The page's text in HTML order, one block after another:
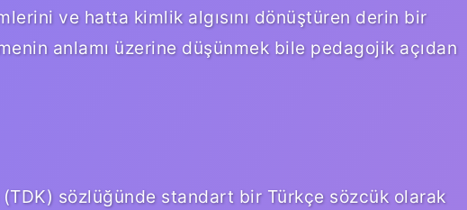
ve hatta kimlik algısını dönüştüren derin bir
anlamı üzerine düşünmek bile pedagojik açıdan
(TDK) sözlüğünde standart bir Türkçe sözcük olarak